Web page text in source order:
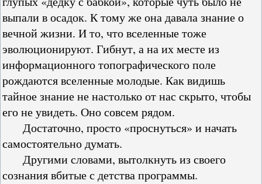
выпали в осадок. К тому же она давала знание о
вечной жизни. И то, что вселенные тоже
эволюционируют. Гибнут, а на их месте из
информационного топографического поле
рождаются вселенные молодые. Как видишь
тайное знание не настолько от нас скрыто, чтобы
его не увидеть. Оно совсем рядом.
Достаточно, просто «проснуться» и начать
самостоятельно думать.
Другими словами, вытолкнуть из своего
сознания вбитые с детства программы.